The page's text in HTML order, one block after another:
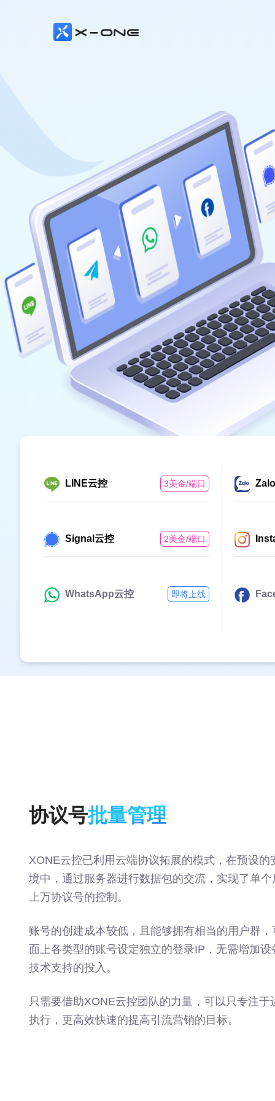
LINE云控 3美金/端口
Signal云控 2美金/端口
WhatsApp云控 即将上线
协议号批量管理
XONE云控已利用云端协议拓展的模式，在预设的
境中，通过服务器进行数据包的交流，实现了单
上万协议号的控制。
账号的创建成本较低，且能够拥有相当的用户群
面上各类型的账号设定独立的登录IP，无需增加设
技术支持的投入。
只需要借助XONE云控团队的力量，可以只专注于
执行，更高效快速的提高引流营销的目标。